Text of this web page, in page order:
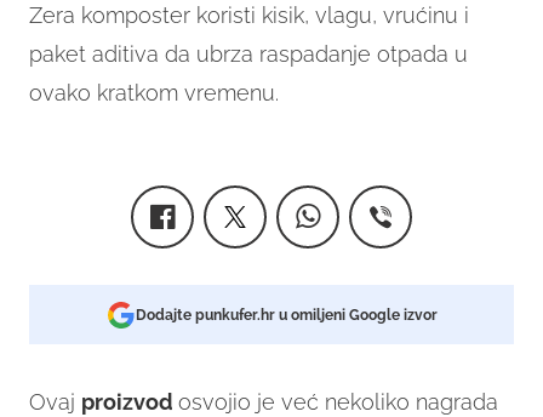
Zera komposter koristi kisik, vlagu, vrućinu i
paket aditiva da ubrza raspadanje otpada u
ovako kratkom vremenu.
Dodajte punkufer.hr u omiljeni Google izvor
Ovaj proizvod osvojio je već nekoliko nagrada